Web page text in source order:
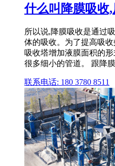
什么叫降膜吸收
所以说,降膜吸收是通过
体的吸收。为了提高吸
吸收塔增加液膜面积的
很多细小的管道。 跟降
联系电话: 180 3780 8511